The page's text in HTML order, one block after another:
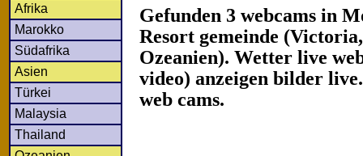
Afrika
Marokko
Südafrika
Asien
Türkei
Malaysia
Thailand
Gefunden 3 webcams in
Resort gemeinde
Ozeanien). Wetter live
video) anzeigen bilder
web cams.